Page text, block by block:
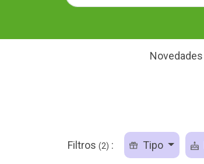
Novedades
Filtros (2) : Tipo